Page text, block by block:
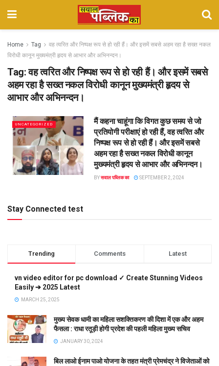
Home Tag
वह त्वरित और निष्पक्ष रूप से हो रही हैं। और इसमें सबसे अहम रहा है सख्त नकल
विरोधी कानून मुख्यमंत्री हृदय से आभार और अभिनन्दन।
Tag:वह त्वरित और निष्पक्ष रूप से हो रही हैं। और इसमें सबसे
अहम रहा है सख्त नकल विरोधी कानून मुख्यमंत्री हृदय से
आभार और अभिनन्दन।
UNCATEGORIZED
मैं कहना चाहूंगा कि विगत कुछ समय से जो
प्रतियोगी परीक्षाएं हो रही हैं, वह त्वरित और
निष्पक्ष रूप से हो रही हैं। और इसमें सबसे
अहम रहा है सख्त नकल विरोधी कानून
मुख्यमंत्री हृदय से आभार और अभिनन्दन।
BYसवाल पब्लिक का SEPTEMBER 2, 2024
Stay Connected test
Trending Comments Latest
vn video editor for pc download ✓ Create Stunning Videos
Easily ➔ 2025 Latest
MARCH 25, 2025
मुख्य सेवक धामी का महिला सशक्तिकरण की दिशा में एक और अहम
फैसला : राधा रतूड़ी होगी प्रदेश की पहली महिला मुख्य सचिव
JANUARY 30, 2024
बिल लाओ ईनाम पाओ योजना के तहत मंत्री प्रेमचंद्र ने विजेताओं को